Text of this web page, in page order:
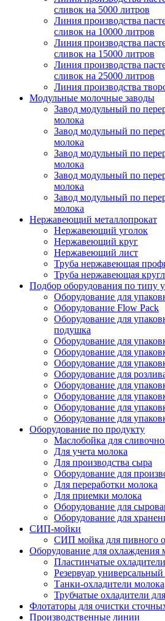
сливок на 5000 литров
Линия производства
сливок на 10000 литров
Линия производства
сливок на 15000 литров
Линия производства
сливок на 25000 литров
Линия производства
Модульные молочные заводы
Завод модульный по
молока
Завод модульный по
молока
Завод модульный по
молока
Завод модульный по
молока
Завод модульный по
молока
Нержавеющий металлопрокат
Нержавеющий уголок
Нержавеющий круг
Нержавеющий лист
Труба нержавеющая
Труба нержавеющая
Подбор оборудования по типу
Оборудование для
Оборудование Flow Pack
Оборудование для
подушка
Оборудование для
Оборудование для
Оборудование для
Оборудование для
Оборудование для
Оборудование для
Оборудование для
Оборудование для
Оборудование по продукту
Маслобойка для
Для учета молока
Для производства сыра
Оборудование для
Для переработки молока
Для приемки молока
Оборудование для
Оборудование для
СИП-мойки
СИП мойка для пивного
Оборудование для охлаждения
Пластинчатые
Резервуар
Танки-охладители молока
Трубчатые охладители
Флотаторы для очистки
Производственные линии